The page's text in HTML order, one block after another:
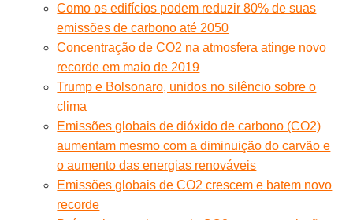
Como os edifícios podem reduzir 80% de suas
emissões de carbono até 2050
Concentração de CO2 na atmosfera atinge novo
recorde em maio de 2019
Trump e Bolsonaro, unidos no silêncio sobre o
clima
Emissões globais de dióxido de carbono (CO2)
aumentam mesmo com a diminuição do carvão e
o aumento das energias renováveis
Emissões globais de CO2 crescem e batem novo
recorde